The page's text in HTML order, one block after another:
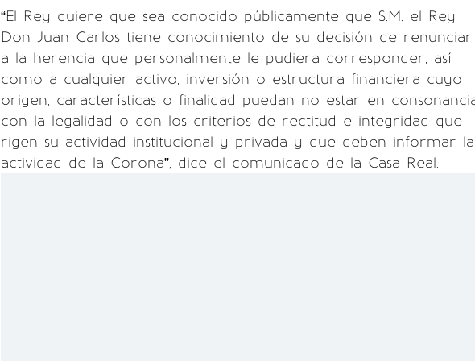
“El Rey quiere que sea conocido públicamente que S.M. el Rey
Don Juan Carlos tiene conocimiento de su decisión de renunciar
a la herencia que personalmente le pudiera corresponder, así
como a cualquier activo, inversión o estructura financiera cuyo
origen, características o finalidad puedan no estar en
con la legalidad o con los criterios de rectitud e integridad que
rigen su actividad institucional y privada y que deben informar la
actividad de la Corona”, dice el comunicado de la Casa Real.